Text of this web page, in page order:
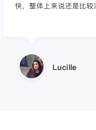
感觉还是不错的，
小美同